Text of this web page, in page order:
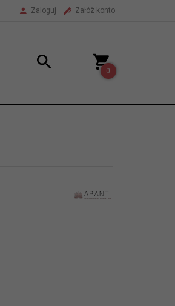
Zaloguj Załóż konto
0